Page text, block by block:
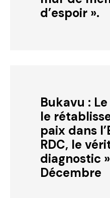
d’espoir ».
Bukavu :
le
paix dans
RDC, le
diagnostic
Décembre